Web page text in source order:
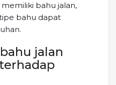
bahu jalan,
bahu dapat
jalan